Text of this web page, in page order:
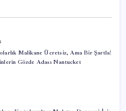
Malikane Ücretsiz, Ama Bir Şartla!
Gözde Adası Nantucket